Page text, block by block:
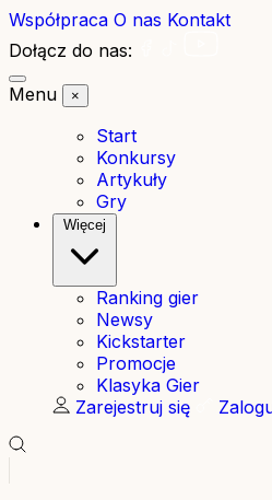
Współpraca O nas Kontakt
Dołącz do nas:
Menu
×
Start
Konkursy
Artykuły
Gry
Więcej
Ranking gier
Newsy
Kickstarter
Promocje
Klasyka Gier
Zarejestruj się